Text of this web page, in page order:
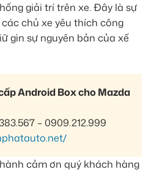
giải trí trên xe. Đây là sự
chủ xe yêu thích công
gìn sự nguyên bản của xế
Android Box cho Mazda
– 0909.212.999
cảm ơn quý khách hàng